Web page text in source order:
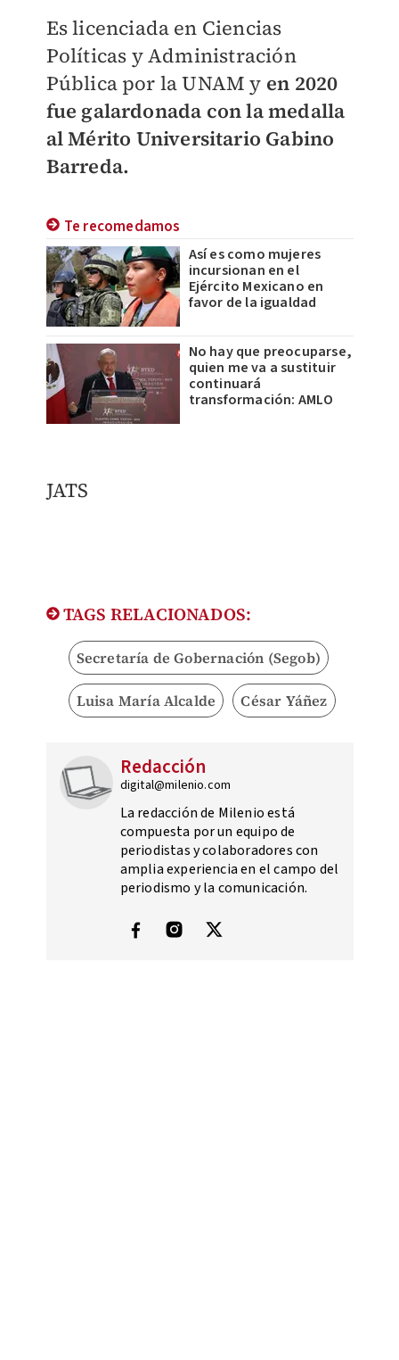
Es licenciada en Ciencias
Políticas yAdministración
Pública por la UNAM y en 2020
fue galardonada con la medalla
al Mérito Universitario Gabino
Barreda.
Te recomedamos
Así es como mujeres
incursionan en el
Ejército Mexicano en
favor de la igualdad
No hay que preocuparse,
quien me va a sustituir
continuará
transformación: AMLO
JATS
TAGS RELACIONADOS:
Secretaría de Gobernación (Segob)
Luisa María Alcalde César Yáñez
Redacción
digital@milenio.com
La redacción de Milenio está
compuesta por un equipo de
periodistas y colaboradores con
amplia experiencia en el campo del
periodismo y la comunicación.